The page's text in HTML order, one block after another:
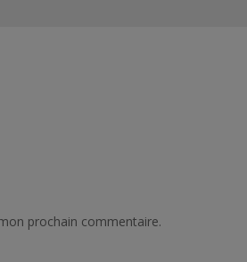
prochain commentaire.